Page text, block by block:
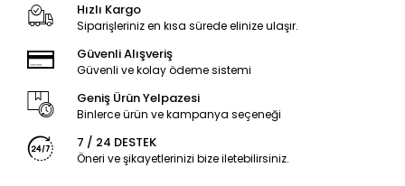
Hızlı Kargo
Siparişleriniz en kısa sürede elinize ulaşır.
Güvenli Alışveriş
Güvenli ve kolay ödeme sistemi
Geniş Ürün Yelpazesi
Binlerce ürün ve kampanya seçeneği
7 / 24 DESTEK
Öneri ve şikayetlerinizi bize iletebilirsiniz.